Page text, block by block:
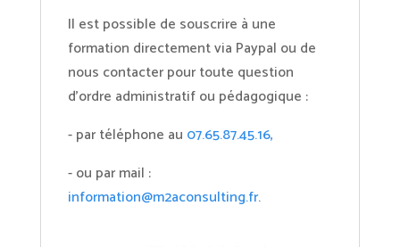
Il est possible de souscrire à une
formation directement via Paypal ou de
nous contacter pour toute question
d’ordre administratif ou pédagogique :
- par téléphone au 07.65.87.45.16,
- ou par mail :
information@m2aconsulting.fr.